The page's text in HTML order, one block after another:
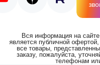
Вся информация на
является публичной
все товары,
заказу, пожалуйста,
телефонам